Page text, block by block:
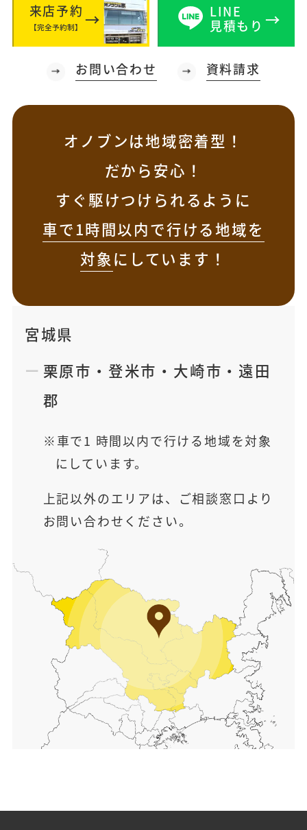
来店予約
【完全予約制】
LINE
見積もり
お問い合わせ 資料請求
オノブンは地域密着型！
だから安心！
すぐ駆けつけられるように
車で1時間以内で行ける地域を
対象にしています！
宮城県
栗原市 ・ 登米市 ・ 大崎市 ・ 遠田
郡
車で1 時間以内で行ける地域を対象
にしています。
上記以外のエリアは、ご相談窓口より
お問い合わせください。